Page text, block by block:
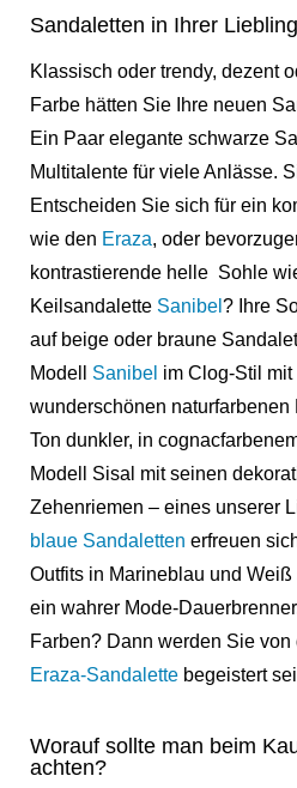
Sandaletten in Ihrer
Klassisch oder trendy, dezent
Farbe hätten Sie Ihre neuen
Ein Paar elegante schwarze
Multitalente für viele Anlässe.
Entscheiden Sie sich für ein
wie den Eraza, oder
kontrastierende helle Sohle
Keilsandalette Sanibel ? Ihre
auf beige oder braune
Modell
Sanibel im Clog-Stil
wunderschönen
Ton dunkler, in
Modell Sisal mit seinen
Zehenriemen – eines unserer
blaue Sandaletten erfreuen
Outfits in Marineblau und
ein wahrer Mode-
Farben? Dann werden Sie von
Eraza-Sandalette begeistert
Worauf sollte man beim
achten?